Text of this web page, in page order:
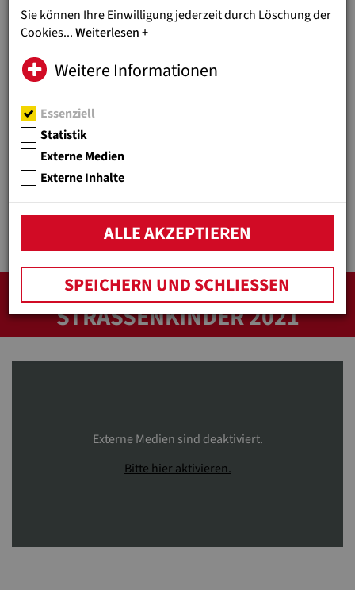
VIDEO TAG DER
STRASSENKINDER 2021
Externe Medien sind deaktiviert.
Bitte hier aktivieren.
Sie können Ihre Einwilligung jederzeit durch Löschung der
Cookies...Weiterlesen
Weitere Informationen
Essenziell
Statistik
Externe Medien
Externe Inhalte
ALLE AKZEPTIEREN
SPEICHERN UND SCHLIESSEN